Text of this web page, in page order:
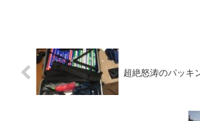
超絶怒涛のパッキ